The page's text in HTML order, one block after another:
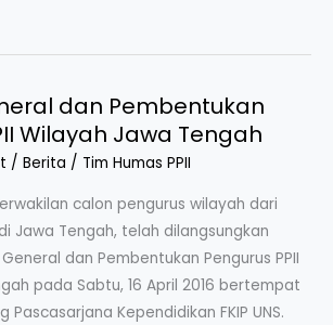
dan Pembentukan
Wilayah Jawa Tengah
/ Berita / Tim Humas PPII
calon pengurus wilayah dari
Jawa Tengah, telah dilangsungkan
dan Pembentukan Pengurus PPII
pada Sabtu, 16 April 2016 bertempat
Pascasarjana Kependidikan FKIP UNS.